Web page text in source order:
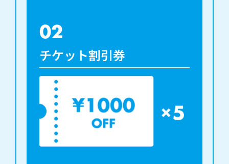
02
チケット割引券